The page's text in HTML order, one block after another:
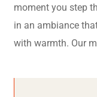
moment you step
in an ambiance
with warmth. Our